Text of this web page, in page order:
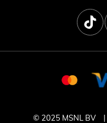
© 2025 MSNL BV